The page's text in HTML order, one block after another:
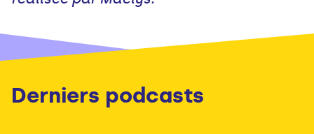
Derniers podcasts